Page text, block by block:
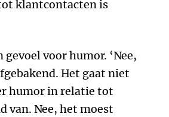
klantcontacten is
voor humor. ‘Nee,
Het gaat niet
humor in relatie tot
van. Nee, het moest